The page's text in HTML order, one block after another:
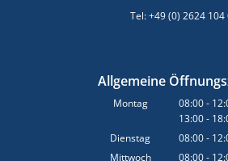
Tel: +49 (0) 2624 104
Allgemeine
Montag 08:00-
13:00-
Dienstag 08:00-
Mittwoch 08:00-